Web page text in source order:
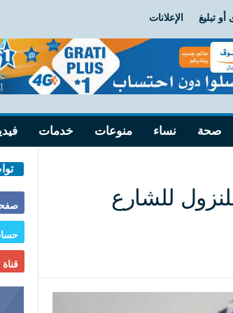
تبليغ الإعلانات
صحة نساء منوعات خدمات
للشارع